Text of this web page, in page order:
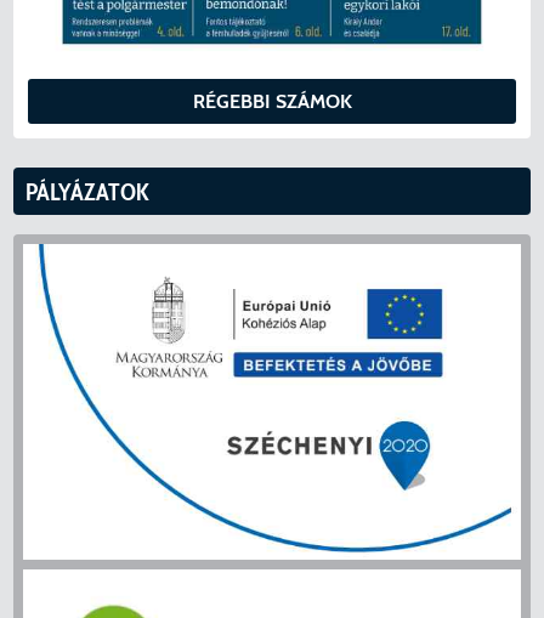
RÉGEBBI SZÁMOK
PÁLYÁZATOK